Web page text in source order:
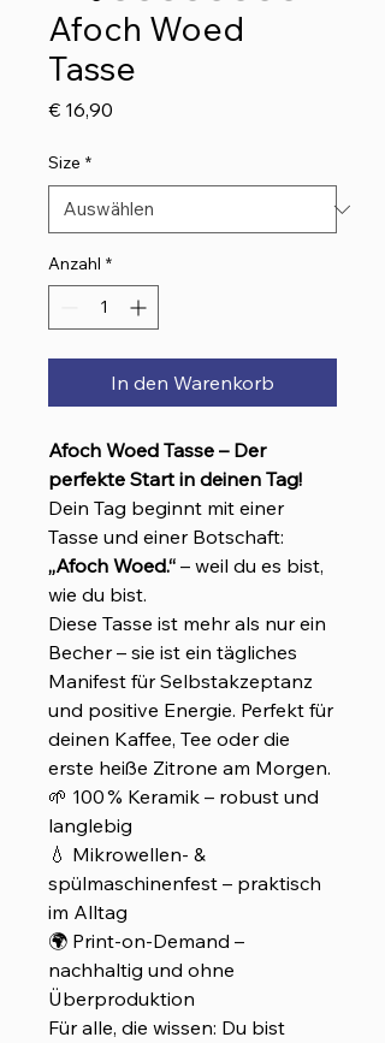
Afoch Woed
Tasse
€ 16,90
Size *
Anzahl *
In den Warenkorb
Afoch Woed Tasse – Der
perfekte Start in deinen Tag!
Dein Tag beginnt mit einer
Tasse und einer Botschaft:
„Afoch Woed.“ – weil du es bist,
wie du bist.
Diese Tasse ist mehr als nur ein
Becher – sie ist ein tägliches
Manifest für Selbstakzeptanz
und positive Energie. Perfekt für
deinen Kaffee, Tee oder die
erste heiße Zitrone am Morgen.
🌱 100 % Keramik – robust und
langlebig
💧 Mikrowellen- &
spülmaschinenfest – praktisch
im Alltag
🌍 Print-on-Demand –
nachhaltig und ohne
Überproduktion
Für alle, die wissen: Du bist